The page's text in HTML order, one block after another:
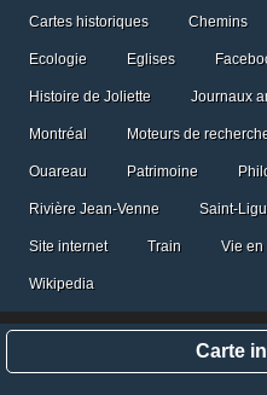
Cartes historiques Chemins
Ecologie Eglises
Histoire de Joliette Journaux
Montréal Moteurs de
Ouareau Patrimoine
Rivière Jean-Venne Saint-
Site internet Train Vie en
Wikipedia
Carte